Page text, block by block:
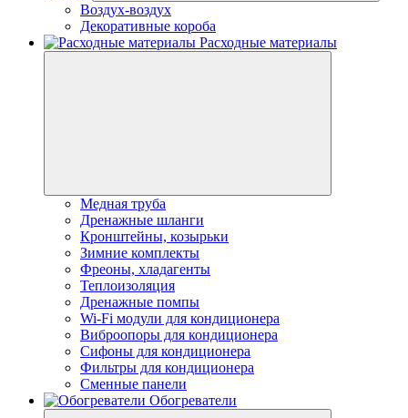
Воздух-воздух
Декоративные короба
Расходные материалы
Медная труба
Дренажные шланги
Кронштейны, козырьки
Зимние комплекты
Фреоны, хладагенты
Теплоизоляция
Дренажные помпы
Wi-Fi модули для кондиционера
Виброопоры для кондиционера
Сифоны для кондиционера
Фильтры для кондиционера
Сменные панели
Обогреватели